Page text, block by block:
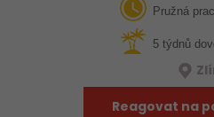
baví navrhovat moderní řešení,…
Pružná
5 týdnů
Reagovat na